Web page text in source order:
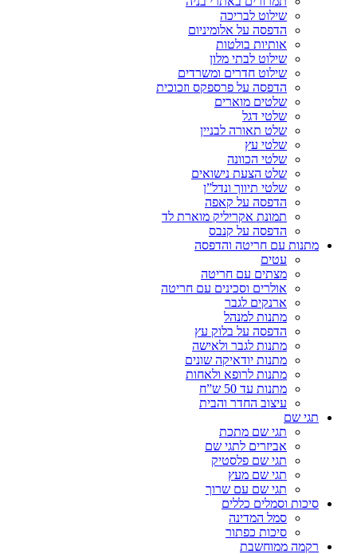
שילוט לבריכה
הדפסה על אלומיניום
אותיות בולטות
שילוט לבתי מלון
שילוט חדרים ומשרדים
הדפסה על פרספקס וזכוכית
שלטים מוארים
שלטי דגל
שלט תאורה לבניין
שלטי עץ
שלטי הכוונה
שלט הצעת נישואים
שלטי תיווך ונדל”ן
הדפסה על קאפה
תמונת אקריליק מוארת לד
הדפסה על קנבס
מתנות עם חריטה והדפסה
עטים
מצתים עם חריטה
אולרים וסכינים עם חריטה
ארנקים לגבר
מתנות למנהל
הדפסה על בלוק עץ
מתנות לגבר ולאישה
מתנות יודאיקה שונים
מתנות לרופא ולאחות
מתנות עד 50 ש”ח
עיצוב החדר והבית
תגי שם
תגי שם מתכת
אביזרים לתגי שם
תגי שם פלסטיק
תגי שם מעץ
תגי שם עם שרוך
סיכות וסמלים כללים
סמל המדינה
סיכות כפתור
רקמה ממוחשבת